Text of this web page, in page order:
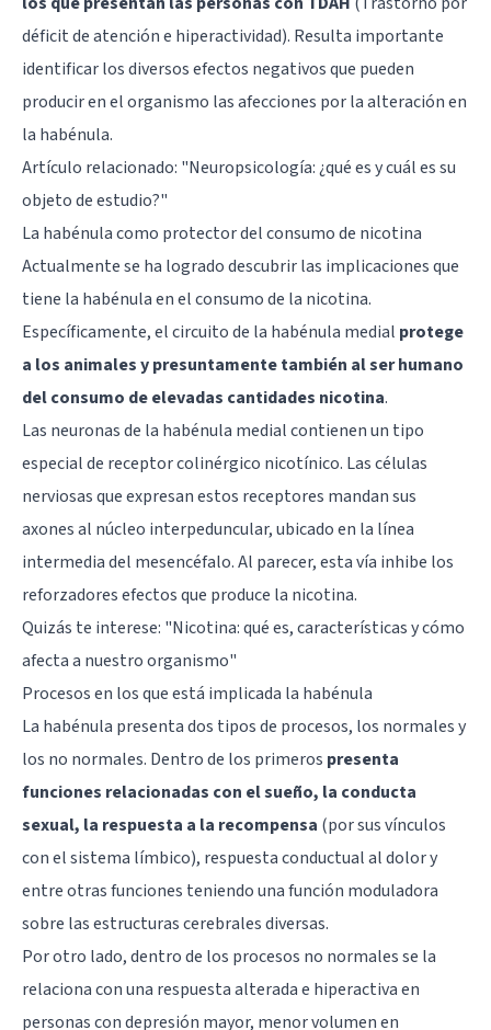
déficit de atención e hiperactividad). Resulta importante
identificar los diversos efectos negativos que pueden
producir en el organismo las afecciones por la alteración en
la habénula.
Artículo relacionado: "Neuropsicología: ¿qué es y cuál es su
objeto de estudio?"
La habénula como protector del consumo de nicotina
Actualmente se ha logrado descubrir las implicaciones que
tiene la habénula en el consumo de la nicotina.
Específicamente, el circuito de la habénula medial protege
a los animales y presuntamente también al ser humano
del consumo de elevadas cantidades nicotina.
Las neuronas de la habénula medial contienen un tipo
especial de receptor colinérgico nicotínico. Las células
nerviosas que expresan estos receptores mandan sus
axones al núcleo interpeduncular, ubicado en la línea
intermedia del mesencéfalo. Al parecer, esta vía inhibe los
reforzadores efectos que produce la nicotina.
Quizás te interese: "Nicotina: qué es, características y cómo
afecta a nuestro organismo"
Procesos en los que está implicada la habénula
La habénula presenta dos tipos de procesos, los normales y
los no normales. Dentro de los primeros presenta
funciones relacionadas con el sueño, la conducta
sexual, la respuesta a la recompensa (por sus vínculos
con el sistema límbico), respuesta conductual al dolor y
entre otras funciones teniendo una función moduladora
sobre las estructuras cerebrales diversas.
Por otro lado, dentro de los procesos no normales se la
relaciona con una respuesta alterada e hiperactiva en
personas con depresión mayor, menor volumen en